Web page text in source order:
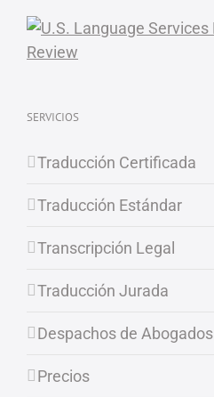
SERVICIOS
Traducción Certificada
Traducción Estándar
Transcripción Legal
Traducción Jurada
Despachos de Abogados
Precios